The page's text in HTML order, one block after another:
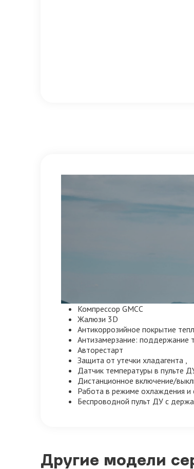
Компрессор GMCC
Жалюзи 3D
Антикоррозийное покрытие
Антизамерзание: поддержание
Авторестарт
Защита от утечки хладагента ,
Датчик температуры в пульте
Дистанционное включение/
Работа в режиме охлаждения и
Беспроводной пульт ДУ с
Другие модели